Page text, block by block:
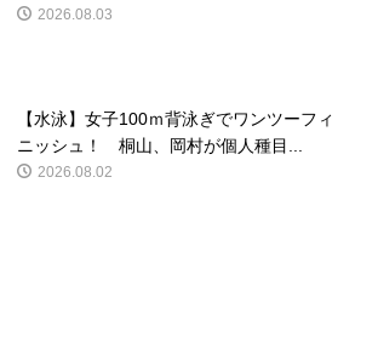
2026.08.03
【水泳】女子100ｍ背泳ぎでワンツーフィ
ニッシュ！ 桐山、岡村が個人種目...
2026.08.02